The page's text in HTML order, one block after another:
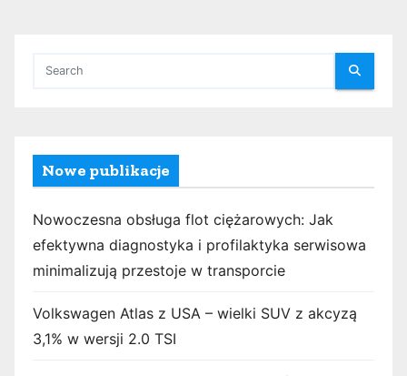
Nowe publikacje
Nowoczesna obsługa flot ciężarowych: Jak
efektywna diagnostyka i profilaktyka serwisowa
minimalizują przestoje w transporcie
Volkswagen Atlas z USA – wielki SUV z akcyzą
3,1% w wersji 2.0 TSI